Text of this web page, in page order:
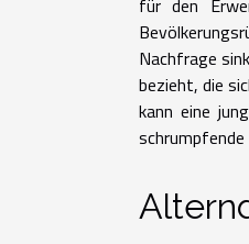
für den
Nachfrage
bezieht, die
kann eine